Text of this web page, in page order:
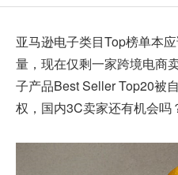
亚马逊电子类目Top榜单本
量，现在仅剩一家跨境电商
子产品Best Seller Top20被
权，国内3C卖家还有机会吗